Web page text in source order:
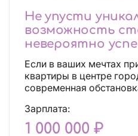
Не упусти
возможность
невероятно
независимой!
Если в ваших мечтах
квартиры в центре
современная
Зарплата:
1 000 000 ₽